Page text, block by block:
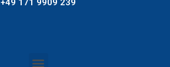
+49 171 9909 239